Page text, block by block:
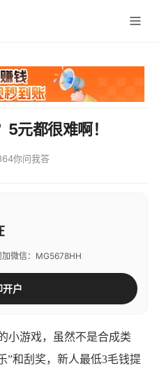
元都很难啊！
你问我答
加微信：MG5678HH
开户
游戏，虽然不是合成类
”和刮奖，新人最低3毛钱提